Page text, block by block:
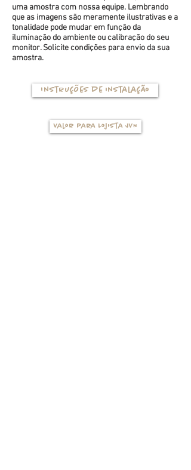
uma amostra com nossa equipe. Lembrando
que as imagens são meramente ilustrativas e a
tonalidade pode mudar em função da
iluminação do ambiente ou calibração do seu
monitor. Solicite condições para envio da sua
amostra.
Instruções de instalação
Valor para Lojista JVN